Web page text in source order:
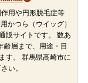
用や円形脱毛症等
かつら（ウイッグ）
販サイトです。 数あ
齢層まで、用途・目
す。 群馬県高崎市に
い。